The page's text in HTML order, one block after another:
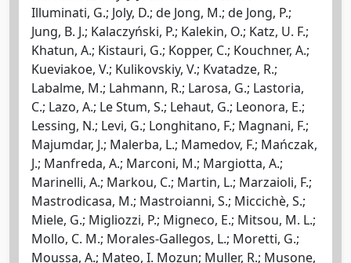
Illuminati, G.; Joly, D.; de Jong, M.; de Jong, P.;
Jung, B. J.; Kalaczyński, P.; Kalekin, O.; Katz, U. F.;
Khatun, A.; Kistauri, G.; Kopper, C.; Kouchner, A.;
Kueviakoe, V.; Kulikovskiy, V.; Kvatadze, R.;
Labalme, M.; Lahmann, R.; Larosa, G.; Lastoria,
C.; Lazo, A.; Le Stum, S.; Lehaut, G.; Leonora, E.;
Lessing, N.; Levi, G.; Longhitano, F.; Magnani, F.;
Majumdar, J.; Malerba, L.; Mamedov, F.; Mańczak,
J.; Manfreda, A.; Marconi, M.; Margiotta, A.;
Marinelli, A.; Markou, C.; Martin, L.; Marzaioli, F.;
Mastrodicasa, M.; Mastroianni, S.; Miccichè, S.;
Miele, G.; Migliozzi, P.; Migneco, E.; Mitsou, M. L.;
Mollo, C. M.; Morales-Gallegos, L.; Moretti, G.;
Moussa, A.; Mateo, I. Mozun; Muller, R.; Musone,